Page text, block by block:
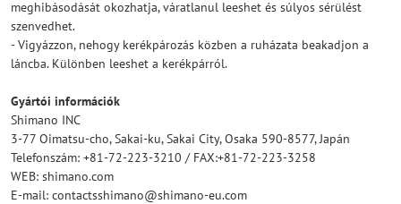
meghibásodását okozhatja, váratlanul leeshet és súlyos sérülést
szenvedhet.
- Vigyázzon, nehogy kerékpározás közben a ruházata beakadjon a
láncba. Különben leeshet a kerékpárról.
Gyártói információk
Shimano INC
3-77 Oimatsu-cho, Sakai-ku, Sakai City, Osaka 590-8577, Japán
Telefonszám: +81-72-223-3210 / FAX:+81-72-223-3258
WEB: shimano.com
E-mail: contactsshimano@shimano-eu.com